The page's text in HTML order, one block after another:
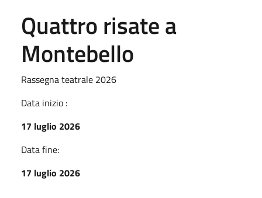
Quattro risate a
Montebello
Rassegna teatrale 2026
Data inizio :
17 luglio 2026
Data fine:
17 luglio 2026